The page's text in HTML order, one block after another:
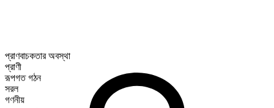
প্রাণবাচকতার অবস্থা
প্রাণী
রূপগত গঠন
সরল
গণনীয়